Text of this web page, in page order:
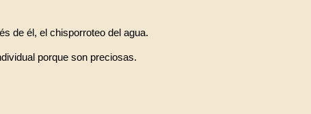
de él, el chisporroteo del agua.
porque son preciosas.